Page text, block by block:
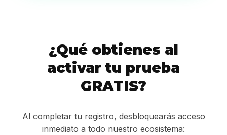
¿Qué obtienes al
activar tu prueba
GRATIS?
Al completar tu registro, desbloquearás acceso
inmediato a todo nuestro ecosistema: